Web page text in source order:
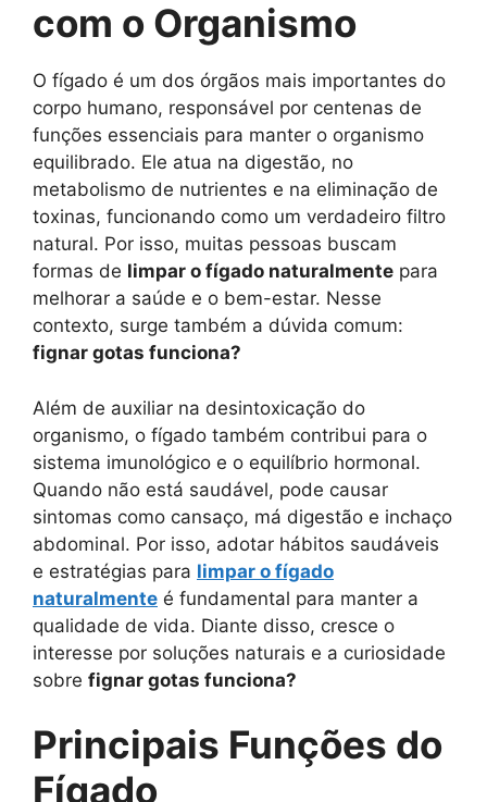
com o Organismo
O fígado é um dos órgãos mais importantes do
corpo humano, responsável por centenas de
funções essenciais para manter o organismo
equilibrado. Ele atua na digestão, no
metabolismo de nutrientes e na eliminação de
toxinas, funcionando como um verdadeiro filtro
natural. Por isso, muitas pessoas buscam
formas de limpar o fígado naturalmente para
melhorar a saúde e o bem-estar. Nesse
contexto, surge também a dúvida comum:
fignar gotas funciona?
Além de auxiliar na desintoxicação do
organismo, o fígado também contribui para o
sistema imunológico e o equilíbrio hormonal.
Quando não está saudável, pode causar
sintomas como cansaço, má digestão e inchaço
abdominal. Por isso, adotar hábitos saudáveis
e estratégias para limpar o fígado
naturalmente é fundamental para manter a
qualidade de vida. Diante disso, cresce o
interesse por soluções naturais e a curiosidade
sobre fignar gotas funciona?
Principais Funções do
Fígado